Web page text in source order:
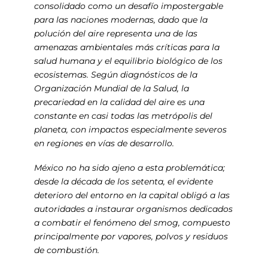
consolidado como un desafío impostergable
para las naciones modernas, dado que la
polución del aire representa una de las
amenazas ambientales más críticas para la
salud humana y el equilibrio biológico de los
ecosistemas. Según diagnósticos de la
Organización Mundial de la Salud, la
precariedad en la calidad del aire es una
constante en casi todas las metrópolis del
planeta, con impactos especialmente severos
en regiones en vías de desarrollo.
México no ha sido ajeno a esta problemática;
desde la década de los setenta, el evidente
deterioro del entorno en la capital obligó a las
autoridades a instaurar organismos dedicados
a combatir el fenómeno del smog, compuesto
principalmente por vapores, polvos y residuos
de combustión.